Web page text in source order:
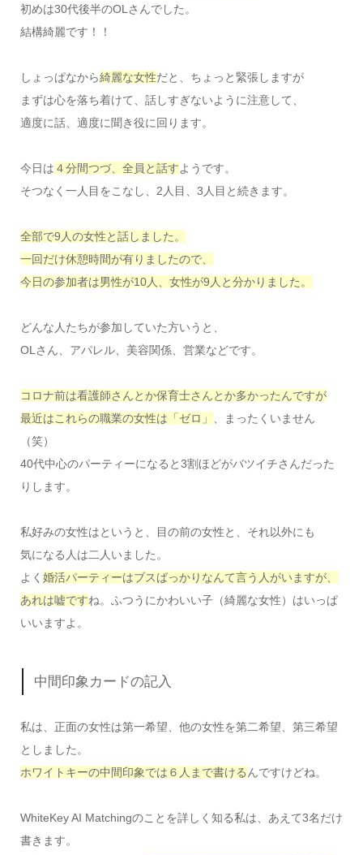
初めは30代後半のOLさんでした。
結構綺麗です！！
しょっぱなから綺麗な女性だと、ちょっと緊張しますが
まずは心を落ち着けて、話しすぎないように注意して、
適度に話、適度に聞き役に回ります。
今日は ４分間つづ、全員と話すようです。
そつなく一人目をこなし、2人目、3人目と続きます。
全部で9人の女性と話しました。
一回だけ休憩時間が有りましたので、
今日の参加者は男性が10人、女性が9人と分かりました。
どんな人たちが参加していた方いうと、
OLさん、アパレル、美容関係、営業などです。
コロナ前は看護師さんとか保育士さんとか多かったんですが
最近はこれらの職業の女性は「ゼロ」 、まったくいません
（笑）
40代中心のパーティーになると3割ほどがバツイチさんだった
りします。
私好みの女性はというと、目の前の女性と、それ以外にも
気になる人は二人いました。
よく 婚活パーティーはブスばっかりなんて言う人がいますが、
あれは嘘ですね。ふつうにかわいい子（綺麗な女性）はいっぱ
いいますよ。
中間印象カードの記入
私は、正面の女性は第一希望、他の女性を第二希望、第三希望
としました。
ホワイトキーの中間印象では６人まで書ける んですけどね。
WhiteKey AI Matchingのことを詳しく知る私は、あえて3名だけ
書きます。